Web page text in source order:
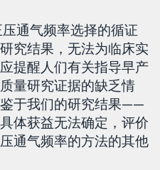
通气频率选择的循证
究结果，无法为临床实
提醒人们有关指导早产
量研究证据的缺乏情
于我们的研究结果——
体获益无法确定，评价
通气频率的方法的其他